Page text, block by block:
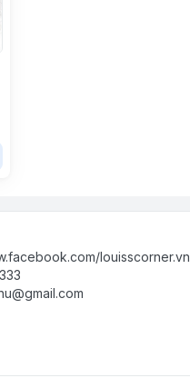
louisscorner.vn